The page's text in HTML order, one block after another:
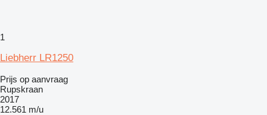
1
Liebherr LR1250
Prijs op aanvraag
Rupskraan
2017
12.561 m/u